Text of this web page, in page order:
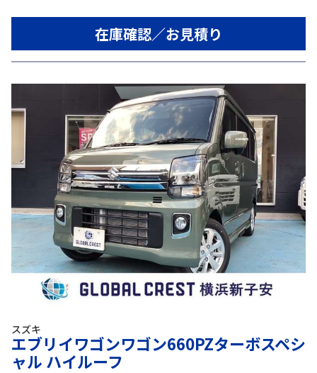
在庫確認／お見積り
スズキ
エブリイワゴンワゴン660PZターボスペシ
ャル ハイルーフ